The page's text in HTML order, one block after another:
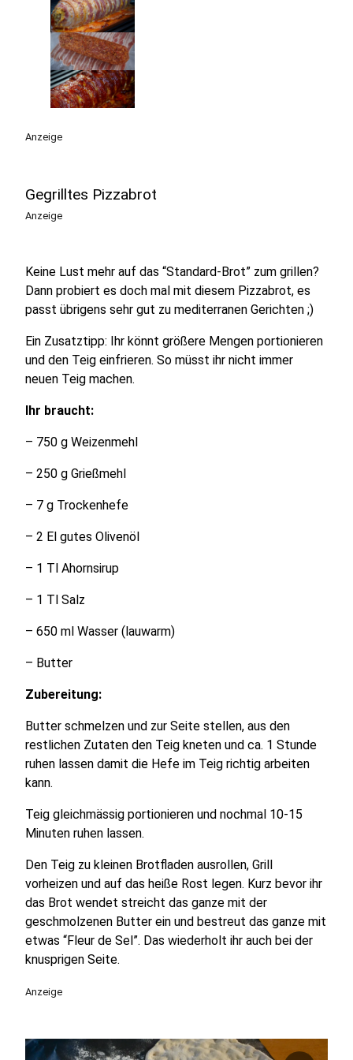
Anzeige
Gegrilltes Pizzabrot
Anzeige
Keine Lust mehr auf das “Standard-Brot” zum grillen?
Dann probiert es doch mal mit diesem Pizzabrot, es
passt übrigens sehr gut zu mediterranen Gerichten ;)
Ein Zusatztipp: Ihr könnt größere Mengen portionieren
und den Teig einfrieren. So müsst ihr nicht immer
neuen Teig machen.
Ihr braucht:
– 750 g Weizenmehl
– 250 g Grießmehl
– 7 g Trockenhefe
– 2 El gutes Olivenöl
– 1 Tl Ahornsirup
– 1 Tl Salz
– 650 ml Wasser (lauwarm)
– Butter
Zubereitung:
Butter schmelzen und zur Seite stellen, aus den
restlichen Zutaten den Teig kneten und ca. 1 Stunde
ruhen lassen damit die Hefe im Teig richtig arbeiten
kann.
Teig gleichmässig portionieren und nochmal 10-15
Minuten ruhen lassen.
Den Teig zu kleinen Brotfladen ausrollen, Grill
vorheizen und auf das heiße Rost legen. Kurz bevor ihr
das Brot wendet streicht das ganze mit der
geschmolzenen Butter ein und bestreut das ganze mit
etwas “Fleur de Sel”. Das wiederholt ihr auch bei der
knusprigen Seite.
Anzeige